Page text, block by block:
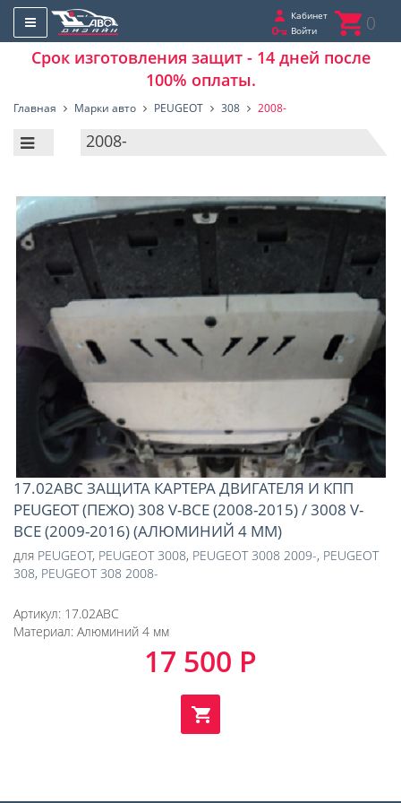
Кабинет
Войти
0
Срок изготовления защит - 14 дней после
100% оплаты.
Главная Марки авто PEUGEOT 308 2008-
2008-
17.02ABC ЗАЩИТА КАРТЕРА ДВИГАТЕЛЯ И КПП
PEUGEOT (ПЕЖО) 308 V-ВСЕ (2008-2015) / 3008 V-
ВСЕ (2009-2016) (АЛЮМИНИЙ 4 ММ)
для PEUGEOT, PEUGEOT 3008, PEUGEOT 3008 2009-, PEUGEOT
308, PEUGEOT 308 2008-
Артикул: 17.02ABC
Материал: Алюминий 4 мм
17 500 Р